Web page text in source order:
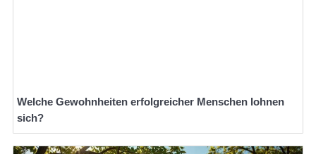
Welche Gewohnheiten erfolgreicher Menschen lohnen
sich?